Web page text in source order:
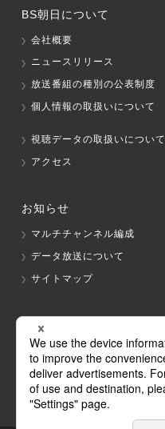
BS朝日について
会社概要
ニュースリリース
放送番組の種別の公表制度
個人情報の取扱いについて
視聴データの取扱いについて
アクセス
お知らせ
マルチチャンネル編成
データ放送について
サイトマップ
グループ会社
テレビ朝日